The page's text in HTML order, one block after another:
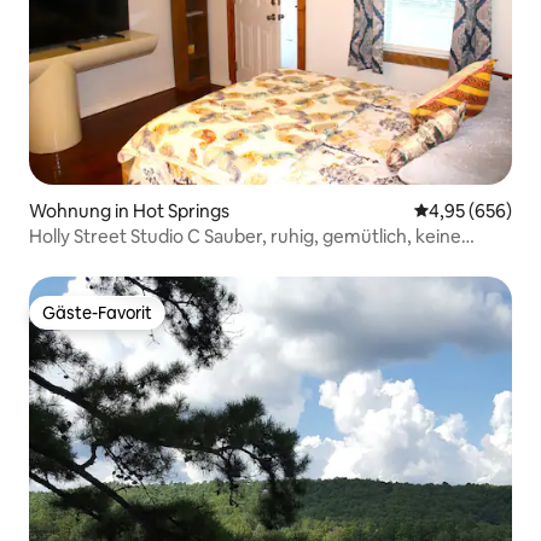
Wohnung in Hot Springs
4,95 (656)
Holly Street Studio C Sauber, ruhig, gemütlich, keine
Gäste-Favorit
Gäste-Favorit